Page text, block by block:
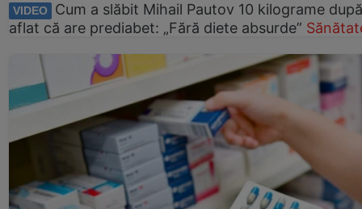
VIDEO
Cum a slăbit Mihail Pautov 10 kilograme
aflat că are prediabet: „Fără diete absurde”